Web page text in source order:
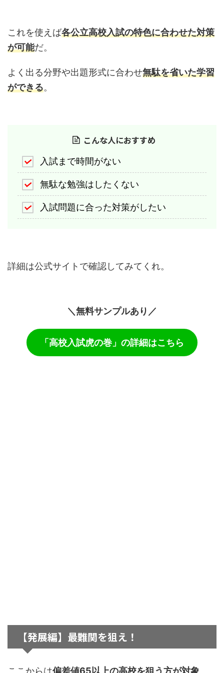
これを使えば各公立高校入試の特色に合わせた対策
が可能だ。
よく出る分野や出題形式に合わせ無駄を省いた学習
ができる。
こんな人におすすめ
入試まで時間がない
無駄な勉強はしたくない
入試問題に合った対策がしたい
詳細は公式サイトで確認してみてくれ。
＼無料サンプルあり／
「高校入試虎の巻」の詳細はこちら
【発展編】最難関を狙え！